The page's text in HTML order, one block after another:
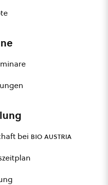
bei bio austria